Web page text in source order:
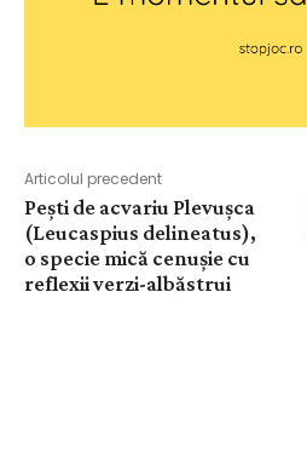
Articolul precedent
Pești de acvariu Plevușca
(Leucaspius delineatus),
o specie mică cenușie cu
reflexii verzi-albăstrui